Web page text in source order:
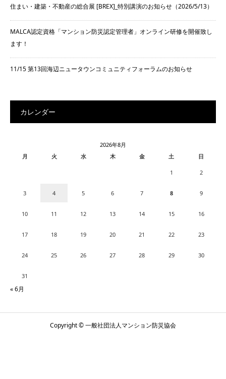
住まい・建築・不動産の総合展 [BREX]_特別講演のお知らせ（2026/5/13）
MALCA認定資格「マンション防災認定管理者」オンライン研修を開催致し
ます！
11/15 第13回海辺ニュータウンコミュニティフォーラムのお知らせ
カレンダー
2026年8月
月
火 水 木 金 土 日
1 2
3 4 5 6 7 8 9
10 11 12 13 14 15 16
17 18 19 20 21 22 23
24 25 26 27 28 29 30
31
« 6月
Copyright © 一般社団法人マンション防災協会